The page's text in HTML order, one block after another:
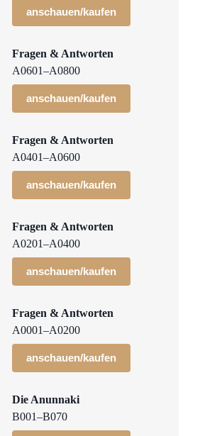
anschauen/kaufen
Fragen & Antworten
A0601–A0800
anschauen/kaufen
Fragen & Antworten
A0401–A0600
anschauen/kaufen
Fragen & Antworten
A0201–A0400
anschauen/kaufen
Fragen & Antworten
A0001–A0200
anschauen/kaufen
Die Anunnaki
B001–B070